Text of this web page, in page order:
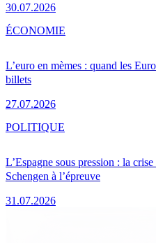
30.07.2026
L’euro en mèmes : quand les
billets
27.07.2026
ÉCONOMIE
L’Espagne sous pression : la
Schengen à l’épreuve
31.07.2026
POLITIQUE